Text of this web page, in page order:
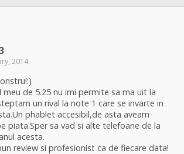
2014
meu de 5.25 nu imi permite sa ma uit la
un rival la note 1 care se invarte in
phablet accesibil,de asta aveam
piata.Sper sa vad si alte telefoane de la
acesta.
review si profesionist ca de fiecare data!